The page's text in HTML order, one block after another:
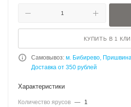
КУПИТЬ В 1
Самовывоз: м. Бибирево,
Доставка от 350 рублей
Характеристики
Количество ярусов —
1